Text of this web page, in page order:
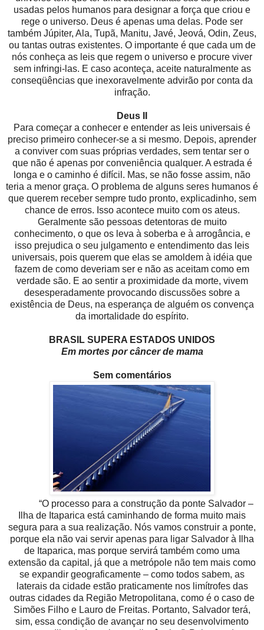
usadas pelos humanos para designar a força que criou e
rege o universo. Deus é apenas uma delas. Pode ser
também Júpiter, Ala, Tupã, Manitu, Javé, Jeová, Odin, Zeus,
ou tantas outras existentes. O importante é que cada um de
nós conheça as leis que regem o universo e procure viver
sem infringi-las. E caso aconteça, aceite naturalmente as
conseqüências que inexoravelmente advirão por conta da
infração.
Deus II
Para começar a conhecer e entender as leis universais é
preciso primeiro conhecer-se a si mesmo. Depois, aprender
a conviver com suas próprias verdades, sem tentar ser o
que não é apenas por conveniência qualquer. A estrada é
longa e o caminho é difícil. Mas, se não fosse assim, não
teria a menor graça. O problema de alguns seres humanos é
que querem receber sempre tudo pronto, explicadinho, sem
chance de erros. Isso acontece muito com os ateus.
Geralmente são pessoas detentoras de muito
conhecimento, o que os leva à soberba e à arrogância, e
isso prejudica o seu julgamento e entendimento das leis
universais, pois querem que elas se amoldem à idéia que
fazem de como deveriam ser e não as aceitam como em
verdade são. E ao sentir a proximidade da morte, vivem
desesperadamente provocando discussões sobre a
existência de Deus, na esperança de alguém os convença
da imortalidade do espírito.
BRASIL SUPERA ESTADOS UNIDOS
Em mortes por câncer de mama
Sem comentários
“O processo para a construção da ponte Salvador –
Ilha de Itaparica está caminhando de forma muito mais
segura para a sua realização. Nós vamos construir a ponte,
porque ela não vai servir apenas para ligar Salvador à Ilha
de Itaparica, mas porque servirá também como uma
extensão da capital, já que a metrópole não tem mais como
se expandir geograficamente – como todos sabem, as
laterais da cidade estão praticamente nos limítrofes das
outras cidades da Região Metropolitana, como é o caso de
Simões Filho e Lauro de Freitas. Portanto, Salvador terá,
sim, essa condição de avançar no seu desenvolvimento